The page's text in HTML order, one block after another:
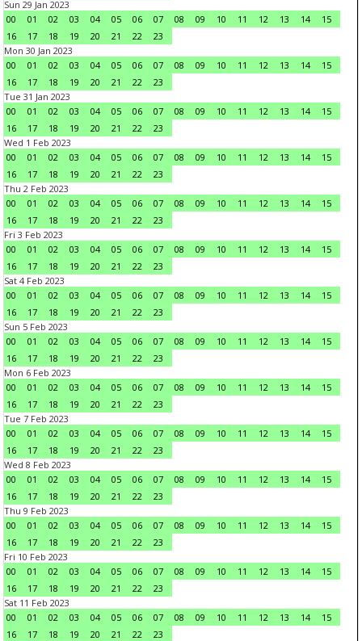
Sun 29 Jan 2023
00
01 02 03 04 05 06 07 08 09 10 11 12 13 14
15
16
17 18 19 20 21 22
23
Mon 30 Jan 2023
00
01 02 03 04 05 06 07 08 09 10 11 12 13 14
15
16
17 18 19 20 21 22
23
Tue 31 Jan 2023
00
01 02 03 04 05 06 07 08 09 10 11 12 13 14
15
16
17 18 19 20 21 22
23
Wed 1 Feb 2023
00
01 02 03 04 05 06 07 08 09 10 11 12 13 14
15
16
17 18 19 20 21 22
23
Thu 2 Feb 2023
00
01 02 03 04 05 06 07 08 09 10 11 12 13 14
15
16
17 18 19 20 21 22
23
Fri 3 Feb 2023
00
01 02 03 04 05 06 07 08 09 10 11 12 13 14
15
16
17 18 19 20 21 22
23
Sat 4 Feb 2023
00
01 02 03 04 05 06 07 08 09 10 11 12 13 14
15
16
17 18 19 20 21 22
23
Sun 5 Feb 2023
00
01 02 03 04 05 06 07 08 09 10 11 12 13 14
15
16
17 18 19 20 21 22
23
Mon 6 Feb 2023
00
01 02 03 04 05 06 07 08 09 10 11 12 13 14
15
16
17 18 19 20 21 22
23
Tue 7 Feb 2023
00
01 02 03 04 05 06 07 08 09 10 11 12 13 14
15
16
17 18 19 20 21 22
23
Wed 8 Feb 2023
00
01 02 03 04 05 06 07 08 09 10 11 12 13 14
15
16
17 18 19 20 21 22
23
Thu 9 Feb 2023
00
01 02 03 04 05 06 07 08 09 10 11 12 13 14
15
16
17 18 19 20 21 22
23
Fri 10 Feb 2023
00
01 02 03 04 05 06 07 08 09 10 11 12 13 14
15
16
17 18 19 20 21 22
23
Sat 11 Feb 2023
00
01 02 03 04 05 06 07 08 09 10 11 12 13 14
15
16
17 18 19 20 21 22
23